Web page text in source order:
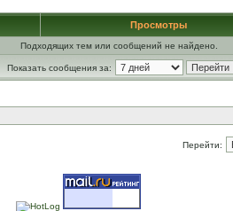
Просмотры
Подходящих тем или сообщений не найдено.
Показать сообщения за:
Перейти: